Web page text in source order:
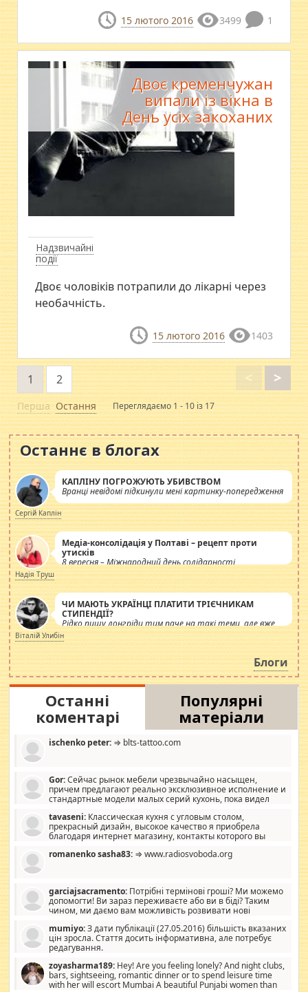
15 лютого 2016 3499 1
Надзвичайні
події
Двоє кременчужан
випали із вікна в
День усіх закоханих
Двоє чоловіків потрапили до лікарні через
необачність.
15 лютого 2016 1403
Перша
<
1 2 >
Остання Переглядаємо 1 - 10 із 17
Останнє в блогах
КАПЛІНУ ПОГРОЖУЮТЬ УБИВСТВОМ
Вранці невідомі підкинули мені картинку-попередження
Сергій Каплін
Медіа-консолідація у Полтаві – рецепт проти
утисків
8 вересня – Міжнародний день солідарності
журналістів.
Надія Труш
ЧИ МАЮТЬ УКРАЇНЦІ ПЛАТИТИ ТРІЄЧНИКАМ
СТИПЕНДІЇ?
Рідко пишу лонгріди тим паче на такі теми, але вже
просто дістало! Обурюють сьогоднішні інсенуації
навколо стипендіального питання. Штучно
роздувається ще одна соціальна катастрофа.
Віталій Улибін
Блоги
Останні
коментарі
Популярні
матеріали
ischenko peter: ⇒ blts-tattoo.com
Gor:Сейчас рынок мебели чрезвычайно насыщен,
причем предлагают реально эксклюзивное исполнение и
стандартные модели малых серий кухонь, пока видел
стандартные формы, в MebelOk, креативненько и что главное -
со вкусом все в порядке, без ненужных наворотов удорожающих
мебель, а это не последний фактор.
tavaseni: Классическая кухня с угловым столом,
прекрасный дизайн, высокое качество я приобрела
благодаря интернет магазину, контакты которого вы
romanenko sasha83: ⇒ www.radiosvoboda.org
garciajsacramento: Потрібні термінові гроші? Ми можемо
допомогти! Ви зараз переживаєте або ви в біді? Таким
чином, ми даємо вам можливість розвивати нові
допомагати людям, які намагаються дати їм шанс. Кожен
заслуговує на другий шанс, і, оскільки влада не зможе, вони
повинні приймати від інших. Для нас нема багато суми, і зрілість
витрат, а тільки узгоджених сум і нічого іншого. Не чекайте і не
коментуйте цей пост. Введіть суму, яку ви хочете подати, і ми
зв'яжемося з вами з усіма варіантами. зв'яжіться з нами
mumiyo:З дати публікації (27.05.2016) більшість вказаних
цін зросла. Стаття досить інформативна, але потребує
редагування.
zoyasharma189: Hey! Are you feeling lonely? And night clubs,
bars, sightseeing, romantic dinner or to spend leisure time
with her will escort Mumbai A beautiful Punjabi women than